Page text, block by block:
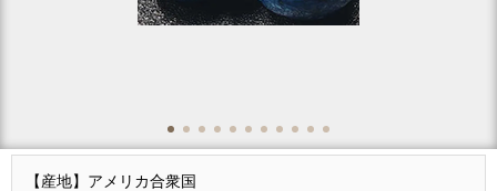
【産地】アメリカ合衆国